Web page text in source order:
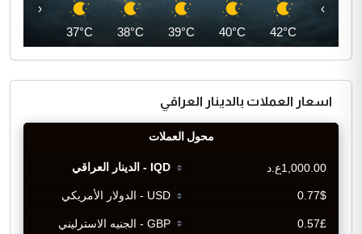
42°C
40°C
39°C
38°C
37°C
‹ ›
اسعار العملات بالدينار العراقي